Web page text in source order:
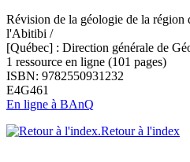
Révision de la géologie de la région
l'Abitibi /
[Québec] : Direction générale de
1 ressource en ligne (101 pages)
ISBN: 9782550931232
E4G461
En ligne à BAnQ
Retour à l'index